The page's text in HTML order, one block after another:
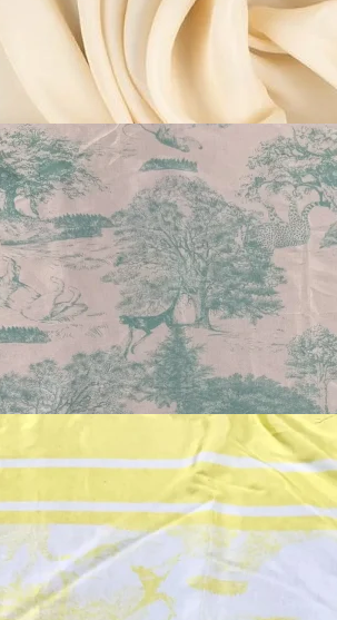
2 200 ₽
Dior
Ткань Dior
вискоза
140 смсветло-аквамариновый
1 500₽
за м
Купить
Ткань Dior
вискоза
140 см
бледно-жёлтый
1 500 ₽